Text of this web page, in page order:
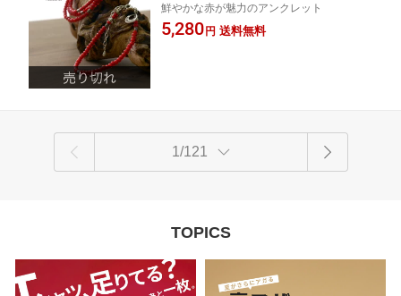
アンクレット / カットビーズ (3mm) / ア
ジャスター付き / シルバー / アンティー
鮮やかな赤が魅力のアンクレット
5,280 円 送料無料
1/121
TOPICS